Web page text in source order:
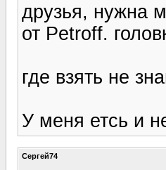
друзья, нужна
от Petroff.
где взять не
У меня етсь и
Сергей74